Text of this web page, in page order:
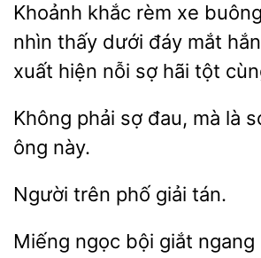
Khoảnh khắc rèm xe
nhìn
dưới đáy mắt
hiện nỗi sợ hãi tột
Không phải sợ đau,
ông này.
Người tán.
Miếng ngọc bội giắt ngang